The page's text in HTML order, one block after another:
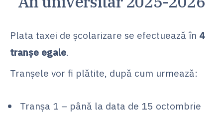
Plata taxei de școlarizare se efectuează în 4
tranșe egale.
Tranșele vor fi plătite, după cum urmează:
Tranșa 1 – până la data de 15 octombrie